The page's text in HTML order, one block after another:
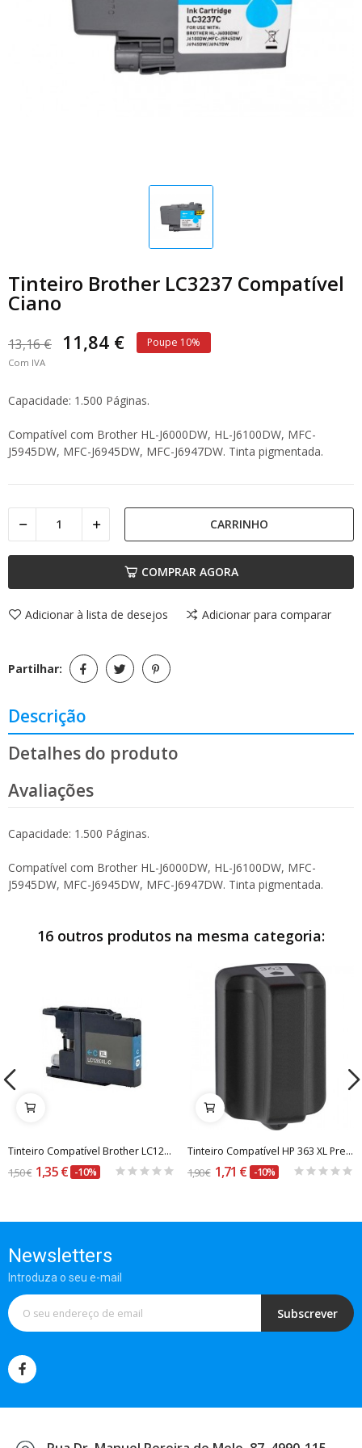
Tinteiro Brother LC3237 Compatível
Ciano
13,16 € 11,84 € Poupe 10%
Com IVA
Capacidade: 1.500 Páginas.
Compatível com Brother HL-J6000DW, HL-J6100DW, MFC-
J5945DW, MFC-J6945DW, MFC-J6947DW. Tinta pigmentada.
CARRINHO
COMPRAR AGORA
Adicionar à lista de desejos Adicionar para comparar
Partilhar:
Descrição
Detalhes do produto
Avaliações
Capacidade: 1.500 Páginas.
Compatível com Brother HL-J6000DW, HL-J6100DW, MFC-
J5945DW, MFC-J6945DW, MFC-J6947DW. Tinta pigmentada.
16 outros produtos na mesma categoria:
Tinteiro Compatível Brother LC1280C Azul
1,50 € 1,35 € -10%
Tinteiro Compatível HP 363 XL Preto
1,90 € 1,71 € -10%
Newsletters
Introduza o seu e-mail
Subscrever